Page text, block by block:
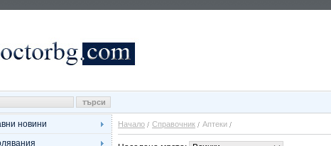
новини
Начало Справочник Аптеки